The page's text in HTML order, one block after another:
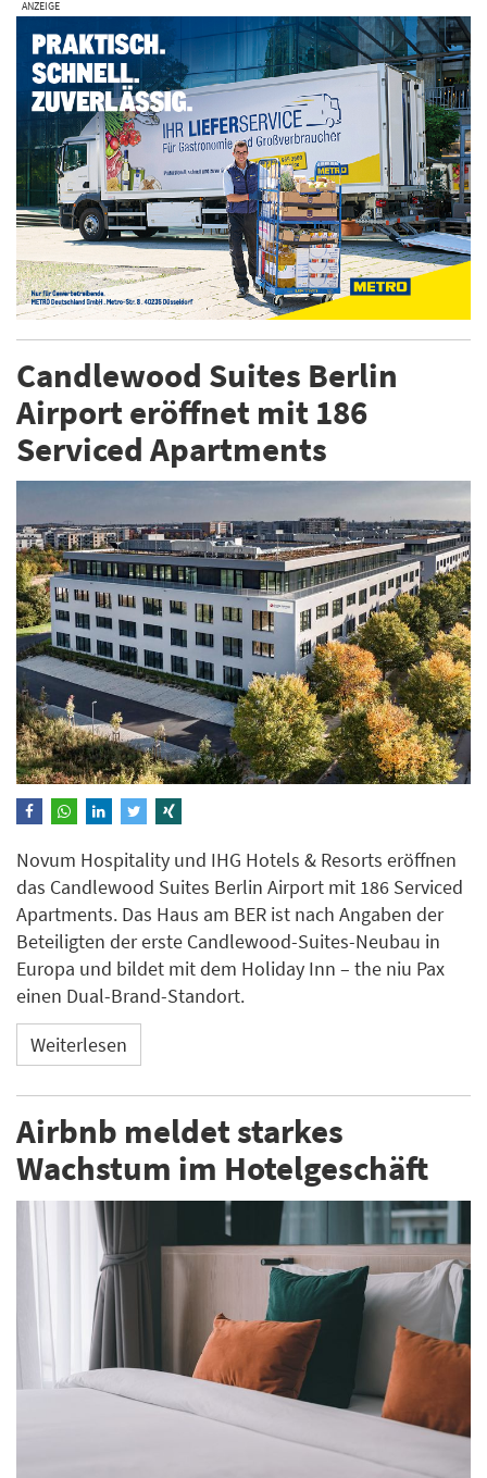
ANZEIGE
Candlewood Suites Berlin
Airport eröffnet mit 186
Serviced Apartments
Novum Hospitality und IHG Hotels & Resorts eröffnen
das Candlewood Suites Berlin Airport mit 186 Serviced
Apartments. Das Haus am BER ist nach Angaben der
Beteiligten der erste Candlewood-Suites-Neubau in
Europa und bildet mit dem Holiday Inn – the niu Pax
einen Dual-Brand-Standort.
Weiterlesen
Airbnb meldet starkes
Wachstum im Hotelgeschäft